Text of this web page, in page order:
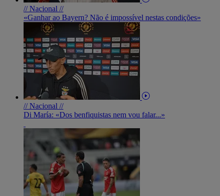
// Nacional //
«Ganhar ao Bayern? Não é impossível nestas condições»
// Nacional //
Di María: «Dos benfiquistas nem vou falar...»